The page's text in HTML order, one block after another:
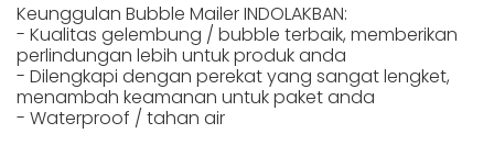
Keunggulan Bubble Mailer INDOLAKBAN:
- Kualitas gelembung / bubble terbaik, memberikan
perlindungan lebih untuk produk anda
- Dilengkapi dengan perekat yang sangat lengket,
menambah keamanan untuk paket anda
- Waterproof / tahan air